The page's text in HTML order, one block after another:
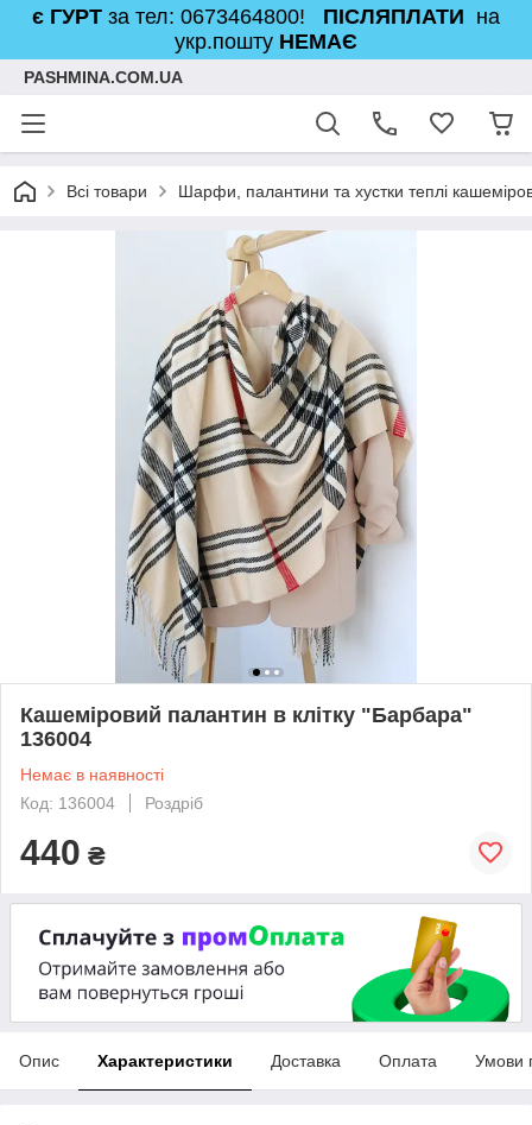
є ГУРТ за тел: 0673464800! ПІСЛЯПЛАТИ на
укр.пошту НЕМАЄ
PASHMINA.COM.UA
Всі товари Шарфи, палантини та хустки теплі
Кашеміровий палантин в клітку "Барбара"
136004
Немає в наявності
Код: 136004
Роздріб
440 ₴
Опис Характеристики Доставка Оплата Умови